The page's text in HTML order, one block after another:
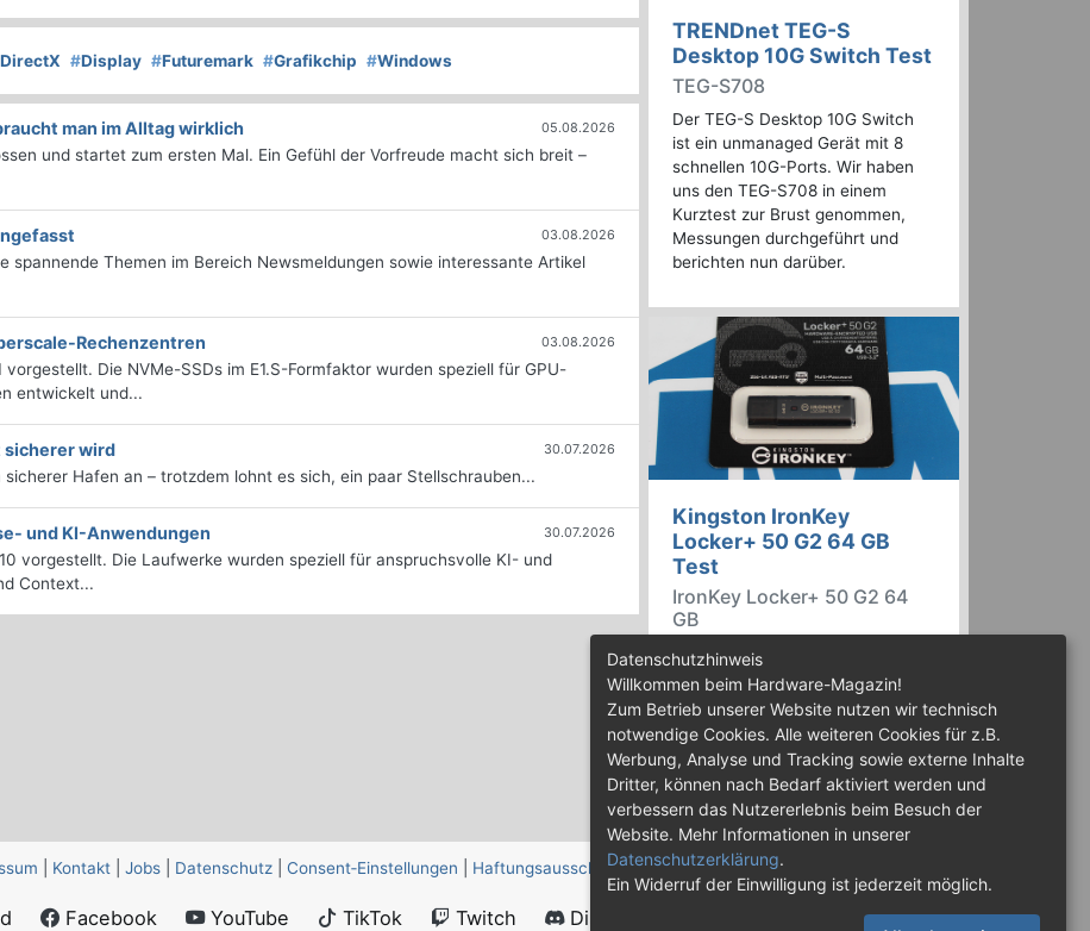
DirectX #Display #Futuremark #Grafikchip #Windows
man im Alltag wirklich 05.08.2026
und startet zum ersten Mal. Ein Gefühl der Vorfreude macht sich breit –
03.08.2026
spannende Themen im Bereich Newsmeldungen sowie interessante Artikel
Rechenzentren 03.08.2026
Die NVMe-SSDs im E1.S-Formfaktor wurden speziell für GPU-
entwickelt und...
sicherer wird 30.07.2026
Hafen an – trotzdem lohnt es sich, ein paar Stellschrauben...
und KI-Anwendungen 30.07.2026
vorgestellt. Die Laufwerke wurden speziell für anspruchsvolle KI- und
Context...
TRENDnet TEG-S
Desktop 10G Switch Test
TEG-S708
Der TEG-S Desktop 10G Switch
ist ein unmanaged Gerät mit 8
schnellen 10G-Ports. Wir haben
uns den TEG-S708 in einem
Kurztest zur Brust genommen,
Messungen durchgeführt und
berichten nun darüber.
Kingston IronKey
Locker+ 50 G2 64 GB
Test
IronKey Locker+ 50 G2 64
GB
Der IronKey Locker+ 50 G2 von
Kingston ist ein USB-
Flashspeicher mit 256 Bit starker
AES-HW-Verschlüsselung im XTS-
Modus. Wir haben das 64-GB-
Modell im Praxistest genauer
begutachtet.
Kontakt Jobs Datenschutz Consent‑Einstellungen Haftungsausschluss
Facebook YouTube TikTok Twitch Discord
Datenschutzhinweis
Willkommen beim Hardware-Magazin!
Zum Betrieb unserer Website nutzen wir technisch
notwendige Cookies. Alle weiteren Cookies für z.B.
Werbung, Analyse und Tracking sowie externe Inhalte
Dritter, können nach Bedarf aktiviert werden und
verbessern das Nutzererlebnis beim Besuch der
Website. Mehr Informationen in unserer
Datenschutzerklärung.
Ein Widerruf der Einwilligung ist jederzeit möglich.